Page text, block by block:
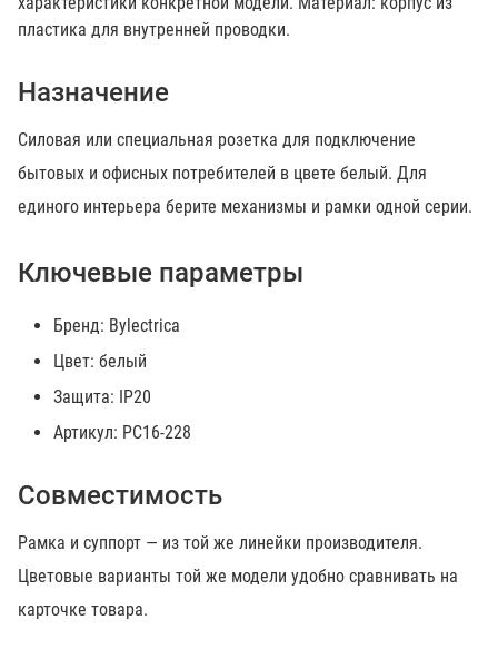
пластика для внутренней проводки.
Назначение
Силовая или специальная розетка для подключение
бытовых и офисных потребителей в цвете белый. Для
единого интерьера берите механизмы и рамки одной серии.
Ключевые параметры
Бренд: Bylectrica
Цвет: белый
Защита: IP20
Артикул: РС16-228
Совместимость
Рамка и суппорт — из той же линейки производителя.
Цветовые варианты той же модели удобно сравнивать на
карточке товара.